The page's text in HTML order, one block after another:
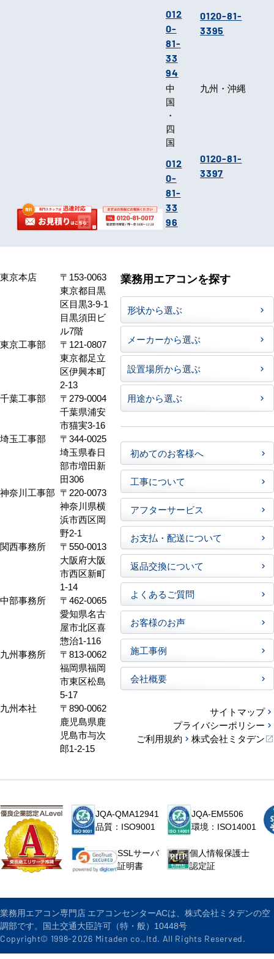
012
0-
81-
33
94
0120-81-
3395
中
国
・
四
国
012
0-
81-
33
96
九州・沖縄
0120-81-
3397
東京本店
〒153-0063
東京都目黒
区目黒3-9-1
目黒須田ビ
ル7階
東京工事部
〒121-0807
東京都足立
区伊興本町
2-13
千葉工事部
〒279-0004
千葉県浦安
市猫実3-16
埼玉工事部
〒344-0025
埼玉県春日
部市増田新
田306
神奈川工事部 〒220-0073
神奈川県横
浜市西区岡
野2-1
関西事務所
〒550-0013
大阪府大阪
市西区新町
1-14
中部事務所
〒462-0065
愛知県名古
屋市北区喜
惣治1-116
九州事務所
〒813-0062
福岡県福岡
市東区松島
5-17
九州本社
〒890-0062
鹿児島県鹿
児島市与次
郎1-2-15
業務用エアコンを探す
形状から選ぶ
メーカーから選ぶ
設置場所から選ぶ
用途から選ぶ
初めてのお客様へ
工事について
アフターサービス
お支払・配送について
返品交換について
よくあるご質問
お客様のお声
施工事例
会社概要
サイトマップ
プライバシーポリシー
ご利用規約
株式会社ミタデン
JQA-QMA12941
品質：ISO9001
JQA-EM5506
環境：ISO14001
SSLサーバ
証明書
個人情報保護士
認定証
業務用エアコン専門店 エアコンセンターACは、株式会社ミタデンの空
調部です。国土交通大臣許可（特・般）10448号
Copyright© 1998-2026 Mitaden co.,ltd. All Rights Reserved.